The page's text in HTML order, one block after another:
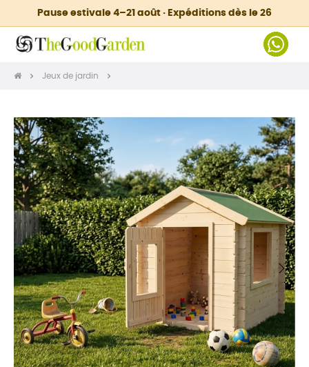
Pause estivale 4–21 août · Expéditions dès le 26
Jeux de jardin